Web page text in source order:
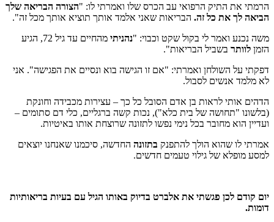
הרמתי את התיק הרפואי עב הכרס שלו ואמרתי לו: "הצורה הבריאה שלך
הביאה לך את כל זה. הבריאות שאני אלמד אותך תוציא אותך מכל זה".
משה נכנע ואמר לי בקול שקט וכבוי: "נהניתי
מהחיים עד גיל 72, הגיע
הזמן לוותר בשביל הבריאות".
דפקתי על השולחן ואמרתי: "אם זו הגישה בוא ונסיים את הפגישה". אני
לא מלמד אנשים לסבול.
הדהים אותי לראות בן אדם הסובל כל כך – עצירות מכבידה וחונקת
(בלשונו "תחושה של בית כלא"), נכות קשה ברגליים, כלי דם סתומים –
ועדיין הוא מחובר בכל נימי נפשו לתזונה שרוצחת אותו באיטיות.
אמרתי לו שהוא הולך להתפנק בתזונה החדשה, סיכמנו שאנחנו יוצאים
למסע מופלא של גילוי טעמים חדשים.
יום קודם לכן פגשתי את אלברט בדיוק באותו הגיל עם בעיות בריאותיות
דומות.